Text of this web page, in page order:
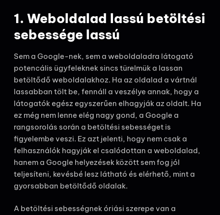
1. Weboldalad lassú betöltési
sebessége lassú
Sem a Google-nek, sem a weboldaladra látogató
potencális ügyfeleknek sincs türelmük a lassan
betöltődő weboldalakhoz. Ha az oldalad a vártnál
lassabban tölt be, fennáll a veszélye annak, hogy a
látogatók egész egyszerűen elhagyják az oldalt. Ha
ez még nem lenne elég nagy gond, a Google a
rangsorolás során a betöltési sebességet is
figyelembe veszi. Ez azt jelenti, hogy nem csak a
felhasználók hagyják el csalódottan a weboldalad,
hanem a Google helyezések között sem fog jól
teljesíteni, kevésbé lesz látható és elérhető, mint a
gyorsabban betöltődő oldalak.
A betöltési sebességnek óriási szerepe van a